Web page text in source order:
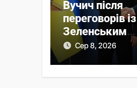
Вучич після
переговорів із
Зеленським
неочікувано
висловився про
Сер 8, 2026